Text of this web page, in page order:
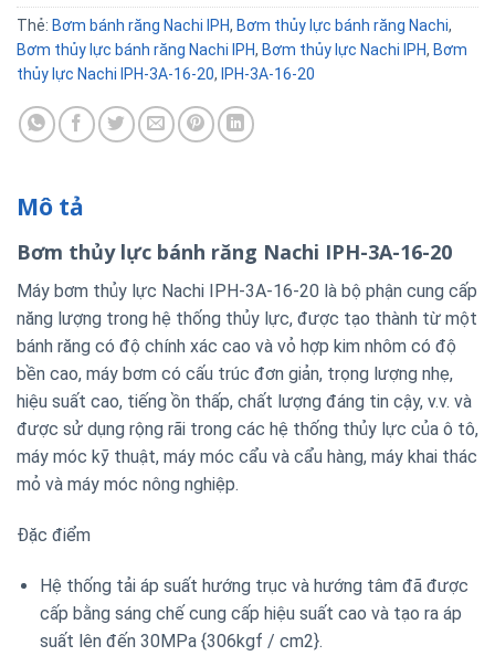
Thẻ: Bơm bánh răng Nachi IPH, Bơm thủy lực bánh răng Nachi,
Bơm thủy lực bánh răng Nachi IPH, Bơm thủy lực Nachi IPH, Bơm
thủy lực Nachi IPH-3A-16-20, IPH-3A-16-20
Mô tả
Bơm thủy lực bánh răng Nachi IPH-3A-16-20
Máy bơm thủy lực Nachi IPH-3A-16-20 là bộ phận cung cấp
năng lượng trong hệ thống thủy lực, được tạo thành từ một
bánh răng có độ chính xác cao và vỏ hợp kim nhôm có độ
bền cao, máy bơm có cấu trúc đơn giản, trọng lượng nhẹ,
hiệu suất cao, tiếng ồn thấp, chất lượng đáng tin cậy, v.v. và
được sử dụng rộng rãi trong các hệ thống thủy lực của ô tô,
máy móc kỹ thuật, máy móc cẩu và cẩu hàng, máy khai thác
mỏ và máy móc nông nghiệp.
Đặc điểm
Hệ thống tải áp suất hướng trục và hướng tâm đã được
cấp bằng sáng chế cung cấp hiệu suất cao và tạo ra áp
suất lên đến 30MPa {306kgf / cm2}.